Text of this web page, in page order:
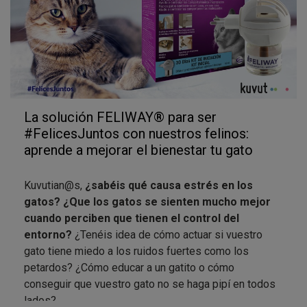
tu gato antes y después de usarlo.
Rellena la encuesta de opinión de
embajadores cuando hayan pasado un par de
semanas por lo menos desde su uso para notar
los efectos.
Participa en el foto-concurso
con tu mejor
encantará conocer tu experiencia.
¡Felicidades a tod@s! ¡Estamos seguros que
seremos #Felicesjuntos!
La solución FELIWAY® para ser
#FelicesJuntos con nuestros felinos:
aprende a mejorar el bienestar tu gato
Kuvutian@s, ¿sabéis qué causa estrés en los
gatos? ¿Que los gatos se sienten mucho mejor
cuando perciben que tienen el control del
entorno? ¿Tenéis idea de cómo actuar si vuestro
gato tiene miedo a los ruidos fuertes como los
petardos? ¿Cómo educar a un gatito o cómo
conseguir que vuestro gato no se haga pipí en todos
lados?